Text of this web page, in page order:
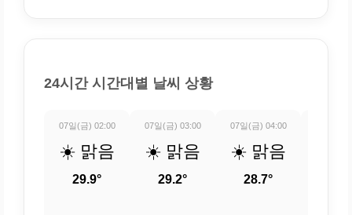
24시간 시간대별 날씨 상황
07일(금) 02:00
☀️ 맑음
29.9°
07일(금) 03:00
☀️ 맑음
29.2°
07일(금) 04:00
☀️ 맑음
28.7°